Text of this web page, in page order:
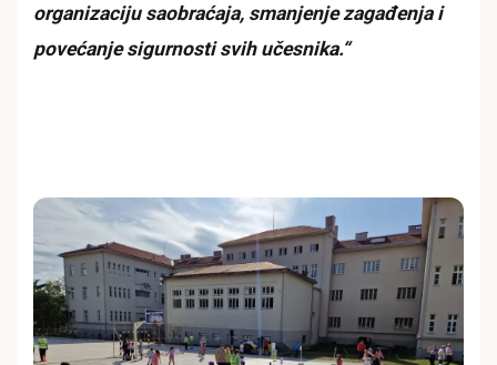
organizaciju saobraćaja, smanjenje zagađenja i
povećanje sigurnosti svih učesnika.“